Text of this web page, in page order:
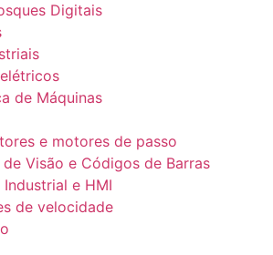
Digitais
de Máquinas
e motores de passo
de Visão e Códigos de Barras
e HMI
de velocidade